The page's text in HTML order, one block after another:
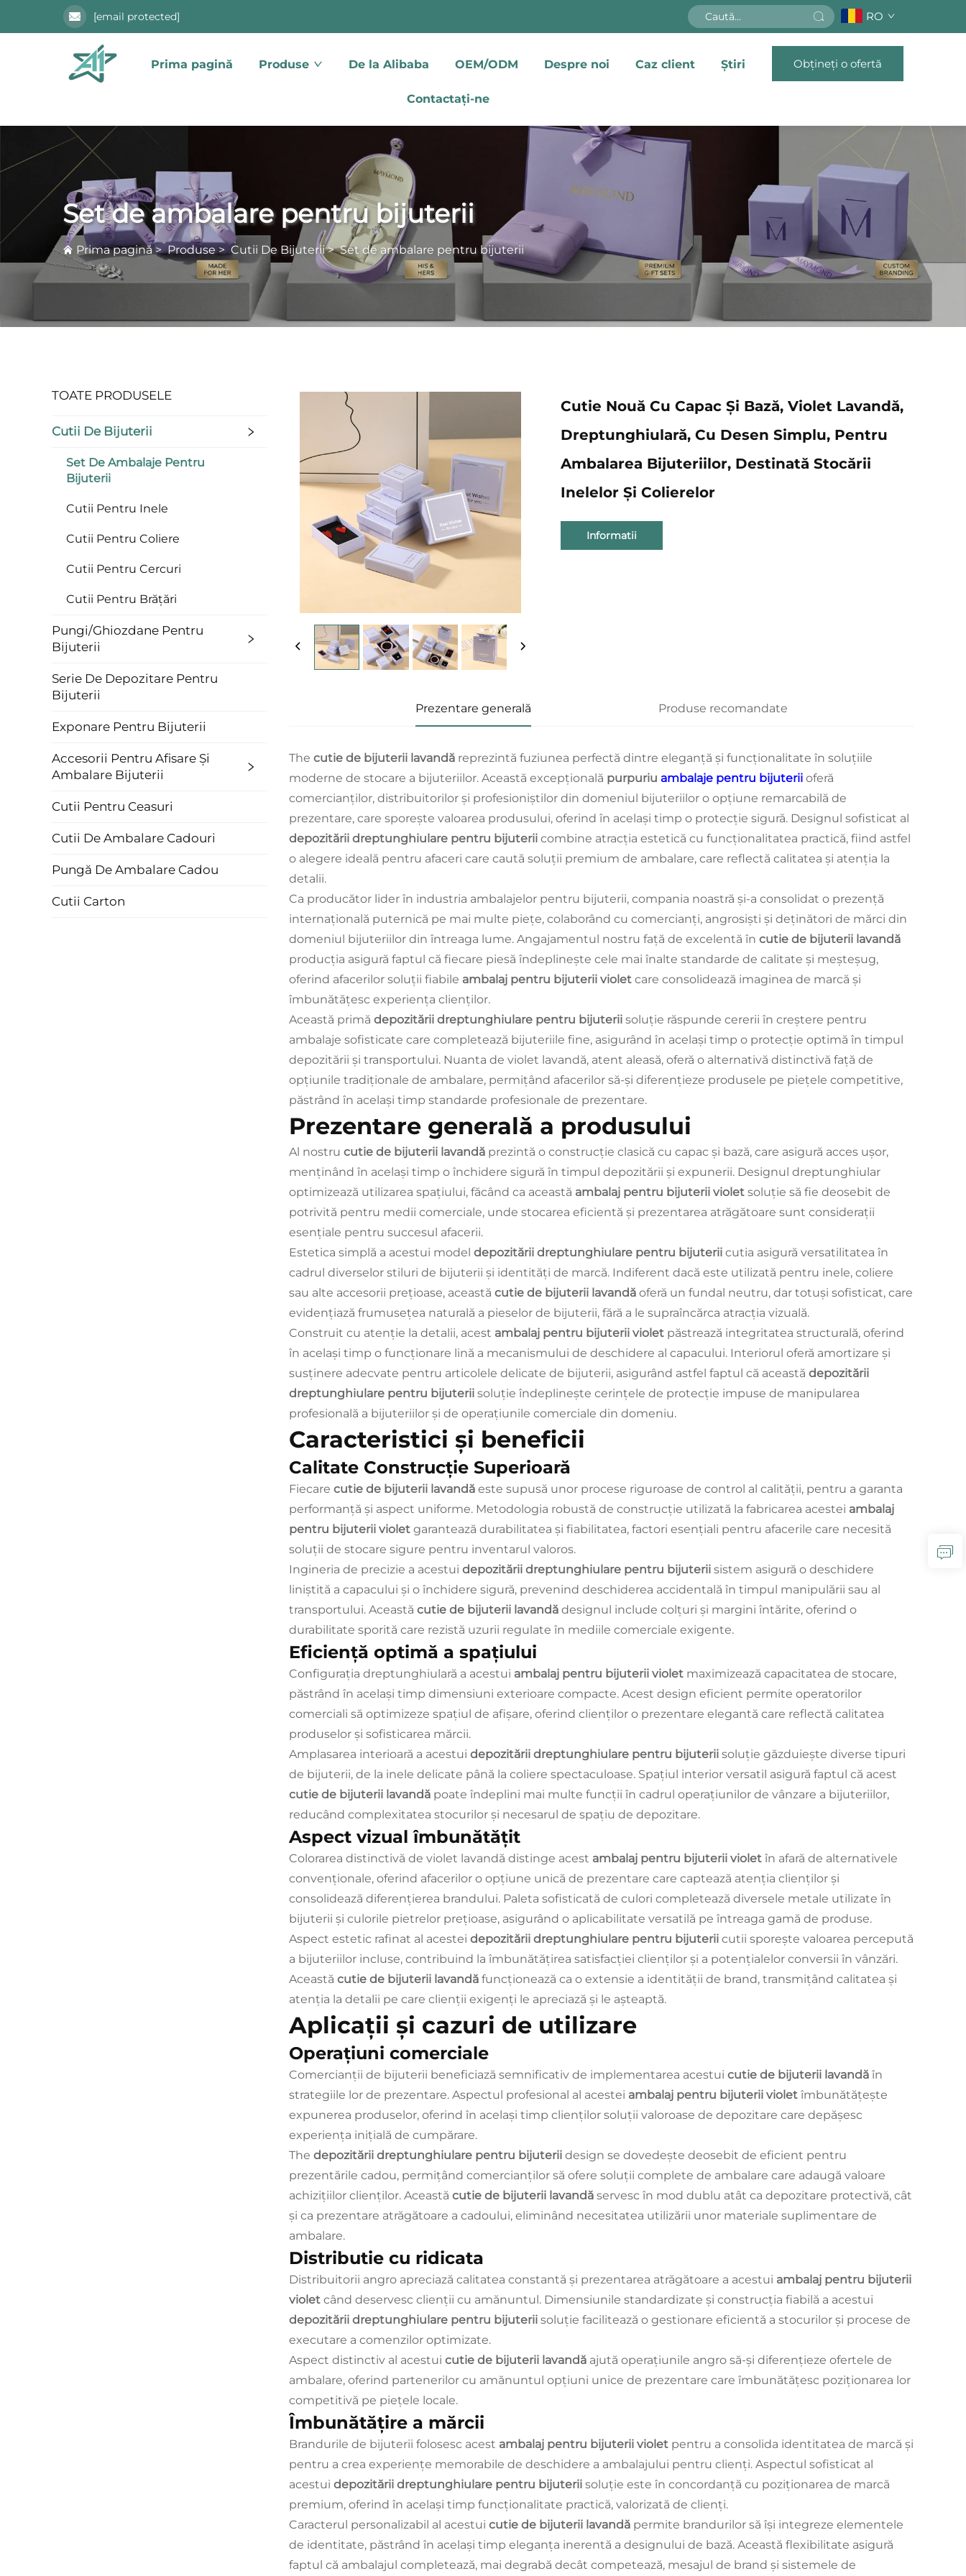
[email protected] RO
Prima pagină Produse De la Alibaba OEM/ODM Despre noi Caz client Știri
Contactați-ne
Obțineți o ofertă
Set de ambalare pentru bijuterii
Prima pagină>Produse>Cutii De Bijuterii>Set de ambalare pentru bijuterii
TOATE PRODUSELE
Cutii De Bijuterii
Set De Ambalaje Pentru
Bijuterii
Cutii Pentru Inele
Cutii Pentru Coliere
Cutii Pentru Cercuri
Cutii Pentru Brățări
Pungi/Ghiozdane Pentru
Bijuterii
Serie De Depozitare Pentru
Bijuterii
Exponare Pentru Bijuterii
Accesorii Pentru Afisare Și
Ambalare Bijuterii
Cutii Pentru Ceasuri
Cutii De Ambalare Cadouri
Pungă De Ambalare Cadou
Cutii Carton
Cutie Nouă Cu Capac Și Bază, Violet Lavandă,
Dreptunghiulară, Cu Desen Simplu, Pentru
Ambalarea Bijuteriilor, Destinată Stocării
Inelelor Și Colierelor
Informatii
Prezentare generală Produse recomandate
The cutie de bijuterii lavandă reprezintă fuziunea perfectă dintre eleganță și funcționalitate în soluțiile
moderne de stocare a bijuteriilor. Această excepțională purpuriu ambalaje pentru bijuterii oferă
comercianților, distribuitorilor și profesioniștilor din domeniul bijuteriilor o opțiune remarcabilă de
prezentare, care sporește valoarea produsului, oferind în același timp o protecție sigură. Designul sofisticat al
depozitării dreptunghiulare pentru bijuterii combine atracția estetică cu funcționalitatea practică, fiind astfel
o alegere ideală pentru afaceri care caută soluții premium de ambalare, care reflectă calitatea și atenția la
detalii.
Ca producător lider în industria ambalajelor pentru bijuterii, compania noastră și-a consolidat o prezență
internațională puternică pe mai multe piețe, colaborând cu comercianți, angrosiști și deținători de mărci din
domeniul bijuteriilor din întreaga lume. Angajamentul nostru față de excelentă în cutie de bijuterii lavandă
producția asigură faptul că fiecare piesă îndeplinește cele mai înalte standarde de calitate și meșteșug,
oferind afacerilor soluții fiabile ambalaj pentru bijuterii violet care consolidează imaginea de marcă și
îmbunătățesc experiența clienților.
Această primă depozitării dreptunghiulare pentru bijuterii soluție răspunde cererii în creștere pentru
ambalaje sofisticate care completează bijuteriile fine, asigurând în același timp o protecție optimă în timpul
depozitării și transportului. Nuanta de violet lavandă, atent aleasă, oferă o alternativă distinctivă față de
opțiunile tradiționale de ambalare, permițând afacerilor să-și diferențieze produsele pe piețele competitive,
păstrând în același timp standarde profesionale de prezentare.
Prezentare generală a produsului
Al nostru cutie de bijuterii lavandă prezintă o construcție clasică cu capac și bază, care asigură acces ușor,
menținând în același timp o închidere sigură în timpul depozitării și expunerii. Designul dreptunghiular
optimizează utilizarea spațiului, făcând ca această ambalaj pentru bijuterii violet soluție să fie deosebit de
potrivită pentru medii comerciale, unde stocarea eficientă și prezentarea atrăgătoare sunt considerații
esențiale pentru succesul afacerii.
Estetica simplă a acestui model depozitării dreptunghiulare pentru bijuterii cutia asigură versatilitatea în
cadrul diverselor stiluri de bijuterii și identități de marcă. Indiferent dacă este utilizată pentru inele, coliere
sau alte accesorii prețioase, această cutie de bijuterii lavandă oferă un fundal neutru, dar totuși sofisticat, care
evidențiază frumusețea naturală a pieselor de bijuterii, fără a le supraîncărca atracția vizuală.
Construit cu atenție la detalii, acest ambalaj pentru bijuterii violet păstrează integritatea structurală, oferind
în același timp o funcționare lină a mecanismului de deschidere al capacului. Interiorul oferă amortizare și
susținere adecvate pentru articolele delicate de bijuterii, asigurând astfel faptul că această depozitării
dreptunghiulare pentru bijuterii soluție îndeplinește cerințele de protecție impuse de manipularea
profesională a bijuteriilor și de operațiunile comerciale din domeniu.
Caracteristici şi beneficii
Calitate Construcție Superioară
Fiecare cutie de bijuterii lavandă este supusă unor procese riguroase de control al calității, pentru a garanta
performanță și aspect uniforme. Metodologia robustă de construcție utilizată la fabricarea acestei ambalaj
pentru bijuterii violet garantează durabilitatea și fiabilitatea, factori esențiali pentru afacerile care necesită
soluții de stocare sigure pentru inventarul valoros.
Ingineria de precizie a acestui depozitării dreptunghiulare pentru bijuterii sistem asigură o deschidere
liniștită a capacului și o închidere sigură, prevenind deschiderea accidentală în timpul manipulării sau al
transportului. Această cutie de bijuterii lavandă designul include colțuri și margini întărite, oferind o
durabilitate sporită care rezistă uzurii regulate în mediile comerciale exigente.
Eficiență optimă a spațiului
Configurația dreptunghiulară a acestui ambalaj pentru bijuterii violet maximizează capacitatea de stocare,
păstrând în același timp dimensiuni exterioare compacte. Acest design eficient permite operatorilor
comerciali să optimizeze spațiul de afișare, oferind clienților o prezentare elegantă care reflectă calitatea
produselor și sofisticarea mărcii.
Amplasarea interioară a acestui depozitării dreptunghiulare pentru bijuterii soluție găzduiește diverse tipuri
de bijuterii, de la inele delicate până la coliere spectaculoase. Spațiul interior versatil asigură faptul că acest
cutie de bijuterii lavandă poate îndeplini mai multe funcții în cadrul operațiunilor de vânzare a bijuteriilor,
reducând complexitatea stocurilor și necesarul de spațiu de depozitare.
Aspect vizual îmbunătățit
Colorarea distinctivă de violet lavandă distinge acest ambalaj pentru bijuterii violet în afară de alternativele
convenționale, oferind afacerilor o opțiune unică de prezentare care captează atenția clienților și
consolidează diferențierea brandului. Paleta sofisticată de culori completează diversele metale utilizate în
bijuterii și culorile pietrelor prețioase, asigurând o aplicabilitate versatilă pe întreaga gamă de produse.
Aspect estetic rafinat al acestei depozitării dreptunghiulare pentru bijuterii cutii sporește valoarea percepută
a bijuteriilor incluse, contribuind la îmbunătățirea satisfacției clienților și a potențialelor conversii în vânzări.
Această cutie de bijuterii lavandă funcționează ca o extensie a identității de brand, transmițând calitatea și
atenția la detalii pe care clienții exigenți le apreciază și le așteaptă.
Aplicații și cazuri de utilizare
Operațiuni comerciale
Comercianții de bijuterii beneficiază semnificativ de implementarea acestui cutie de bijuterii lavandă în
strategiile lor de prezentare. Aspectul profesional al acestei ambalaj pentru bijuterii violet îmbunătățește
expunerea produselor, oferind în același timp clienților soluții valoroase de depozitare care depășesc
experiența inițială de cumpărare.
The depozitării dreptunghiulare pentru bijuterii design se dovedește deosebit de eficient pentru
prezentările cadou, permițând comercianților să ofere soluții complete de ambalare care adaugă valoare
achizițiilor clienților. Această cutie de bijuterii lavandă servesc în mod dublu atât ca depozitare protectivă, cât
și ca prezentare atrăgătoare a cadoului, eliminând necesitatea utilizării unor materiale suplimentare de
ambalare.
Distributie cu ridicata
Distribuitorii angro apreciază calitatea constantă și prezentarea atrăgătoare a acestui ambalaj pentru bijuterii
violet când deservesc clienții cu amănuntul. Dimensiunile standardizate și construcția fiabilă a acestui
depozitării dreptunghiulare pentru bijuterii soluție facilitează o gestionare eficientă a stocurilor și procese de
executare a comenzilor optimizate.
Aspect distinctiv al acestui cutie de bijuterii lavandă ajută operațiunile angro să-și diferențieze ofertele de
ambalare, oferind partenerilor cu amănuntul opțiuni unice de prezentare care îmbunătățesc poziționarea lor
competitivă pe piețele locale.
Îmbunătățire a mărcii
Brandurile de bijuterii folosesc acest ambalaj pentru bijuterii violet pentru a consolida identitatea de marcă și
pentru a crea experiențe memorabile de deschidere a ambalajului pentru clienți. Aspectul sofisticat al
acestui depozitării dreptunghiulare pentru bijuterii soluție este în concordanță cu poziționarea de marcă
premium, oferind în același timp funcționalitate practică, valorizată de clienți.
Caracterul personalizabil al acestui cutie de bijuterii lavandă permite brandurilor să își integreze elementele
de identitate, păstrând în același timp eleganța inerentă a designului de bază. Această flexibilitate asigură
faptul că ambalajul completează, mai degrabă decât competează, mesajul de brand și sistemele de